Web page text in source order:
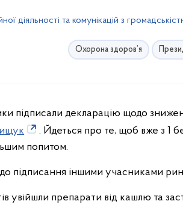
діяльності та комунікацій з
Охорона здоров’я
підписали декларацію щодо
. Йдеться про те, щоб вже з 1
попитом.
підписання іншими учасниками
увійшли препарати від кашлю та